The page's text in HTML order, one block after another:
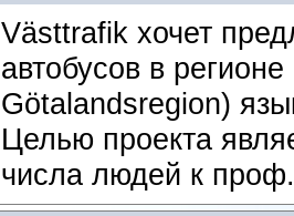
Västtrafik хочет
автобусов в
Götalandsregion)
Целью проекта
числа людей к